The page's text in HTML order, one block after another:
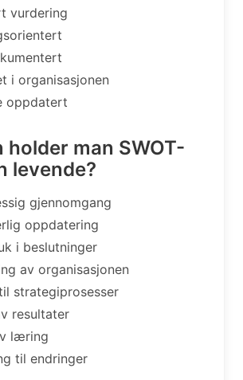
vurdering
i organisasjonen
oppdatert
holder man SWOT-
levende?
gjennomgang
oppdatering
i beslutninger
av organisasjonen
strategiprosesser
resultater
læring
til endringer